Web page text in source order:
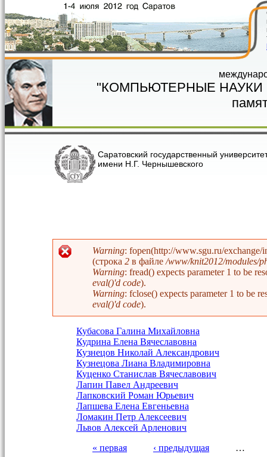
Перейти к основному содержанию
"КОМПЬЮТЕРНЫЕ
Саратовский государственный
имени Н.Г. Чернышевского
Сообщение об ошибке
Warning: fopen(http://www.sgu.ru/
(строка 2 в файле/www/knit2012/modules/
Warning: fread() expects parameter 1 to be
eval()'d code).
Warning: fclose() expects parameter 1 to be
eval()'d code).
Кубасова Галина Михайловна
Кудрина Елена Вячеславовна
Кузнецов Николай Александрович
Кузнецова Лиана Владимировна
Куценко Станислав Вячеславович
Лапин Павел Андреевич
Лапковский Роман Юрьевич
Лапшева Елена Евгеньевна
Ломакин Петр Алексеевич
Львов Алексей Арленович
« первая ‹ предыдущая …